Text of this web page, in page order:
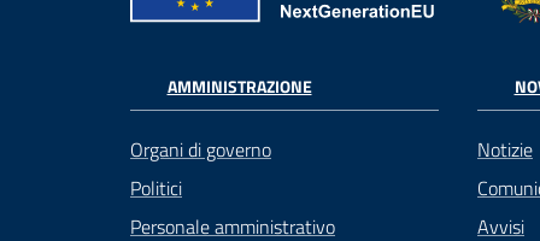
AMMINISTRAZIONE
Organi di governo
Politici
Personale amministrativo
Notizie
Avvisi